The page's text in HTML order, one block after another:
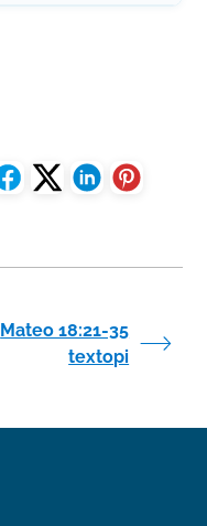
Mateo 18:21-35
textopi